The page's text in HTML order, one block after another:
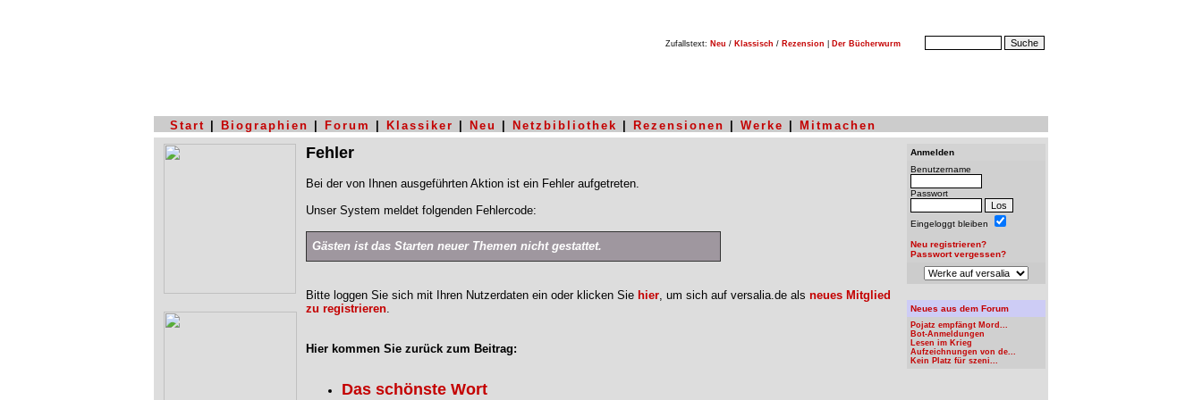
Zufallstext: Neu / Klassisch / Rezension Der Bücherwurm
Start Biographien Forum Klassiker Neu Netzbibliothek Rezensionen Werke Mitmachen
Fehler
Bei der von Ihnen ausgeführten Aktion ist ein Fehler aufgetreten.
Unser System meldet folgenden Fehlercode:
Gästen ist das Starten neuer Themen nicht gestattet.
Bitte loggen Sie sich mit Ihren Nutzerdaten ein oder klicken Sie hier, um sich auf versalia.de als neues Mitglied
zu registrieren.
Hier kommen Sie zurück zum Beitrag:
Das schönste Wort
Anmelden
Benutzername
Passwort
Eingeloggt bleiben
Neu registrieren?
Passwort vergessen?
Neues aus dem Forum
Pojatz empfängt Mord...
Bot-Anmeldungen
Lesen im Krieg
Aufzeichnungen von de...
Kein Platz für szeni...